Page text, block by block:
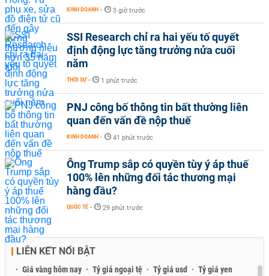
KINH DOANH - 3 giờ trước
SSI Research chỉ ra hai yếu tố quyết
định động lực tăng trưởng nửa cuối
năm
THỜI SỰ - 1 phút trước
PNJ công bố thông tin bất thường liên
quan đến vấn đề nộp thuế
KINH DOANH - 41 phút trước
Ông Trump sắp có quyền tùy ý áp thuế
100% lên những đối tác thương mại
hàng đầu?
QUỐC TẾ - 29 phút trước
LIÊN KẾT NỔI BẬT
Giá vàng hôm nay Tỷ giá ngoại tệ Tỷ giá usd Tỷ giá yen